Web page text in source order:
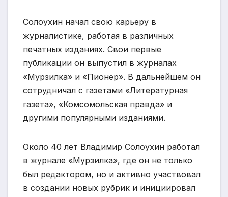
Солоухин начал свою карьеру в
журналистике, работая в различных
печатных изданиях. Свои первые
публикации он выпустил в журналах
«Мурзилка» и «Пионер». В дальнейшем он
сотрудничал с газетами «Литературная
газета», «Комсомольская правда» и
другими популярными изданиями.
Около 40 лет Владимир Солоухин работал
в журнале «Мурзилка», где он не только
был редактором, но и активно участвовал
в создании новых рубрик и инициировал